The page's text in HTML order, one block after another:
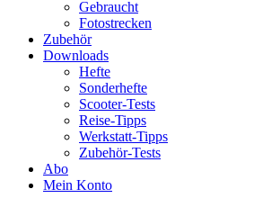
Gebraucht
Fotostrecken
Zubehör
Downloads
Hefte
Sonderhefte
Scooter-Tests
Reise-Tipps
Werkstatt-Tipps
Zubehör-Tests
Abo
Mein Konto